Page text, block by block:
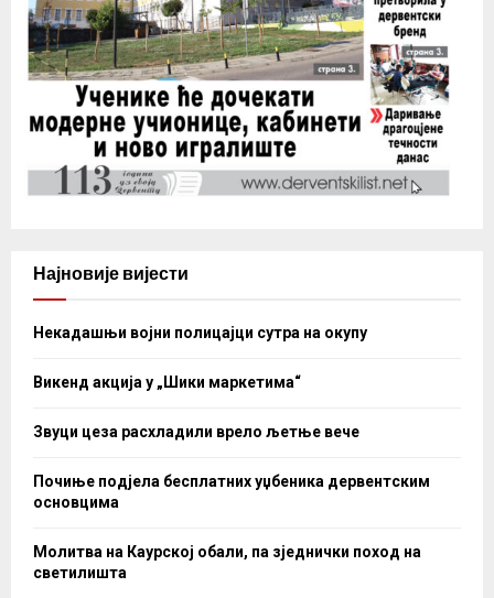
Најновије вијести
Некадашњи војни полицајци сутра на окупу
Викенд акција у „Шики маркетима“
Звуци цеза расхладили врело љетње вече
Почиње подјела бесплатних уџбеника дервентским
основцима
Молитва на Каурској обали, па зједнички поход на
светилишта